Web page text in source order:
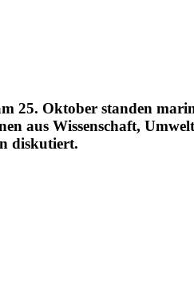
25. Oktober standen
aus Wissen­schaft,
diskutiert.